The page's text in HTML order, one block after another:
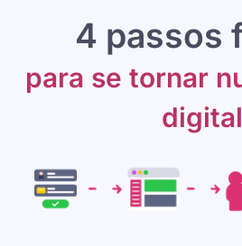
4 passos
para se tornar
digital